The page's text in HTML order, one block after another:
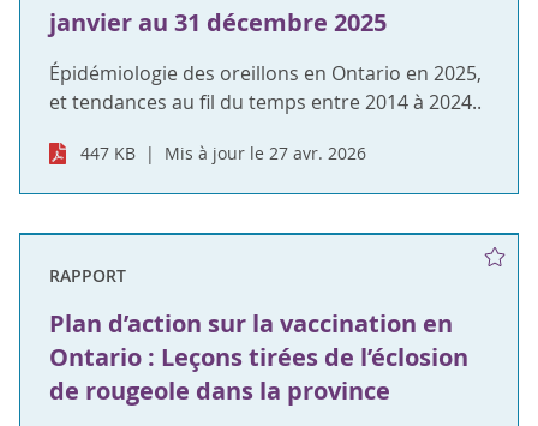
janvier au 31 décembre 2025
Épidémiologie des oreillons en Ontario en 2025,
et tendances au fil du temps entre 2014 à 2024..
447 KB Mis à jour le 27 avr. 2026
RAPPORT
Plan d’action sur la vaccination en
Ontario : Leçons tirées de l’éclosion
de rougeole dans la province